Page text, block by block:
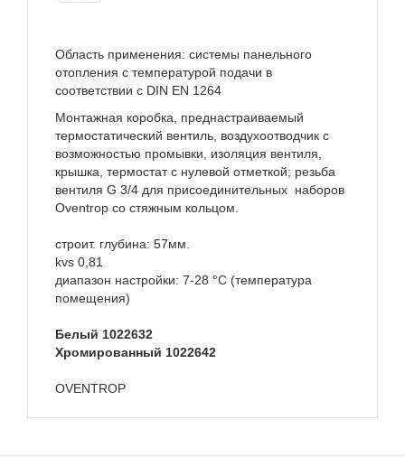
Область применения: системы панельного
отопления с температурой подачи в
соответствии с DIN EN 1264
Монтажная коробка, преднастраиваемый
термостатический вентиль, воздухоотводчик с
возможностью промывки, изоляция вентиля,
крышка, термостат с нулевой отметкой; резьба
вентиля G 3/4 для присоединительных наборов
Oventrop со стяжным кольцом.
строит. глубина: 57мм.
kvs 0,81
диапазон настройки: 7-28 °С (температура
помещения)
Белый 1022632
Хромированный 1022642
OVENTROP
Техническое описание